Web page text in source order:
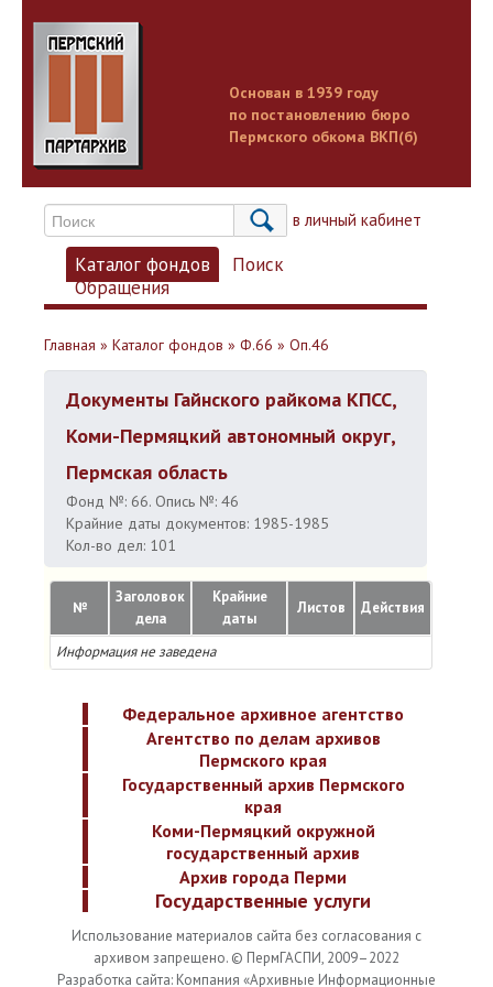
Основан в 1939 году
по постановлению бюро
Пермского обкома ВКП(б)
Вход в личный кабинет
Каталог фондов
Поиск
Обращения
Главная » Каталог фондов » Ф.66 » Оп.46
Документы Гайнского райкома КПСС,
Коми-Пермяцкий автономный округ,
Пермская область
Фонд №: 66. Опись №: 46
Крайние даты документов: 1985-1985
Кол-во дел: 101
№
Заголовок
дела
Крайние
даты
Листов Действия
Информация не заведена
Федеральное архивное агентство
Агентство по делам архивов
Пермского края
Государственный архив Пермского
края
Коми-Пермяцкий окружной
государственный архив
Архив города Перми
Государственные услуги
Использование материалов сайта без согласования с
архивом запрещено. © ПермГАСПИ, 2009–2022
Разработка сайта: Компания «Архивные Информационные